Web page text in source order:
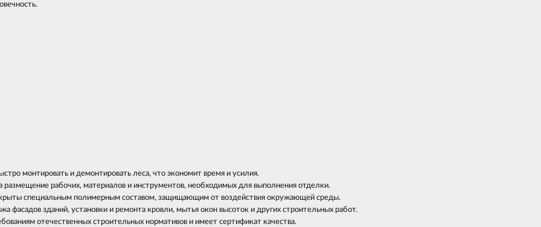
монтировать и демонтировать леса, что экономит время и усилия.
размещение рабочих, материалов и инструментов, необходимых для выполнения отделки.
специальным полимерным составом, защищающим от воздействия окружающей среды.
фасадов зданий, установки и ремонта кровли, мытья окон высоток и других строительных работ.
отечественных строительных нормативов и имеет сертификат качества.